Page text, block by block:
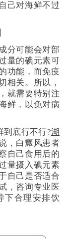
己对海鲜不过
分可能会对部
量的碘元素可
功能，而免疫
相关。所以，
就需要特别注
鲜，以免对病
底行不行?湖
，白癜风患者
自己食用后的
量摄入碘元素
自己是否适合
，咨询专业医
下合理安排饮